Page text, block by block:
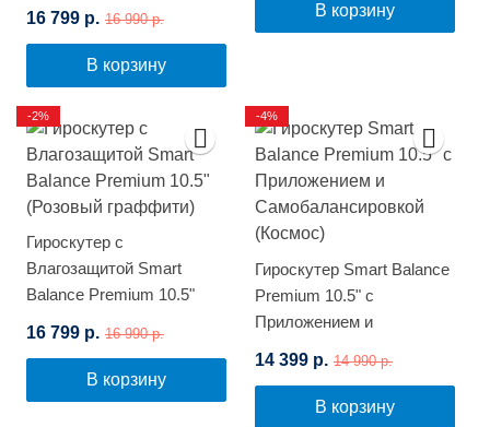
16 799 р. 16 990 р.
В корзину
В корзину
Гироскутер с
Влагозащитой Smart
Balance Premium 10.5"
16 799 р. 16 990 р.
В корзину
-2%
Гироскутер Smart Balance
Premium 10.5" с
Приложением и
(Космос)
14 399 р. 14 990 р.
В корзину
-4%